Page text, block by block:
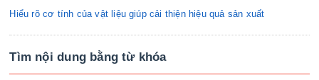
Hiểu rõ cơ tính của vật liệu giúp cải thiện hiệu quả sản xuất
Tìm nội dung bằng từ khóa